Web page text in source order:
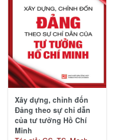
xuất
bản
Xây dựng, chỉnh đốn
Đảng theo sự chỉ dẫn
của tư tưởng Hồ Chí
Minh